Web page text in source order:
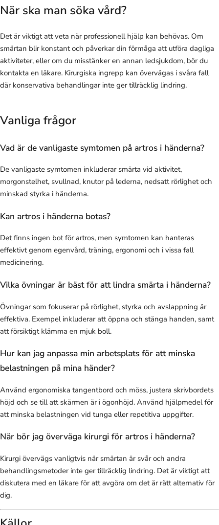
När ska man söka vård?
Det är viktigt att veta när professionell hjälp kan behövas. Om
smärtan blir konstant och påverkar din förmåga att utföra dagliga
aktiviteter, eller om du misstänker en annan ledsjukdom, bör du
kontakta en läkare. Kirurgiska ingrepp kan övervägas i svåra fall
där konservativa behandlingar inte ger tillräcklig lindring.
Vanliga frågor
Vad är de vanligaste symtomen på artros i händerna?
De vanligaste symtomen inkluderar smärta vid aktivitet,
morgonstelhet, svullnad, knutor på lederna, nedsatt rörlighet och
minskad styrka i händerna.
Kan artros i händerna botas?
Det finns ingen bot för artros, men symtomen kan hanteras
effektivt genom egenvård, träning, ergonomi och i vissa fall
medicinering.
Vilka övningar är bäst för att lindra smärta i händerna?
Övningar som fokuserar på rörlighet, styrka och avslappning är
effektiva. Exempel inkluderar att öppna och stänga handen, samt
att försiktigt klämma en mjuk boll.
Hur kan jag anpassa min arbetsplats för att minska
belastningen på mina händer?
Använd ergonomiska tangentbord och möss, justera skrivbordets
höjd och se till att skärmen är i ögonhöjd. Använd hjälpmedel för
att minska belastningen vid tunga eller repetitiva uppgifter.
När bör jag överväga kirurgi för artros i händerna?
Kirurgi övervägs vanligtvis när smärtan är svår och andra
behandlingsmetoder inte ger tillräcklig lindring. Det är viktigt att
diskutera med en läkare för att avgöra om det är rätt alternativ för
dig.